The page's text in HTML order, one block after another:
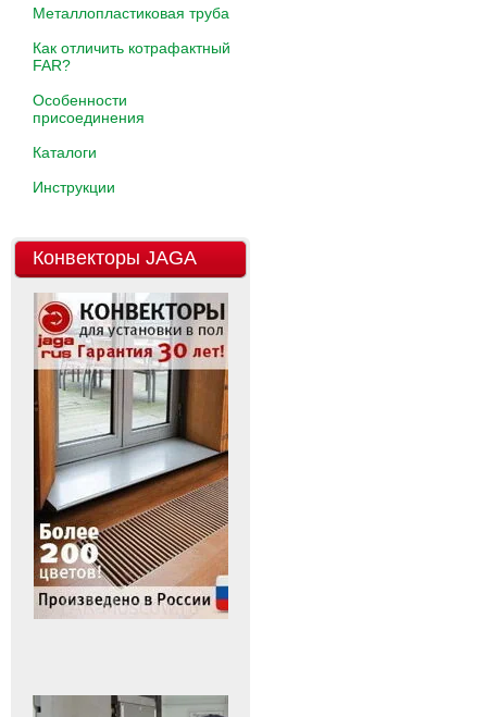
Металлопластиковая труба
Как отличить котрафактный
FAR?
Особенности
присоединения
Каталоги
Инструкции
Конвекторы JAGA